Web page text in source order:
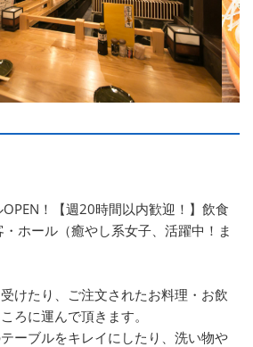
！【週20時間以内歓迎！】飲食
ホール（癒やし系女子、活躍中！ま
けたり、ご注文されたお料理・お飲
ろに運んで頂きます。
ーブルをキレイにしたり、洗い物や